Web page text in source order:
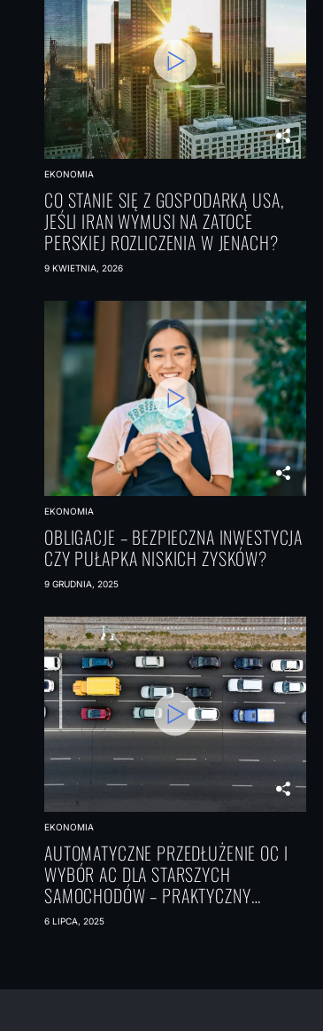
EKONOMIA
CO STANIE SIĘ Z GOSPODARKĄ USA,
JEŚLI IRAN WYMUSI NA ZATOCE
PERSKIEJ ROZLICZENIA W JENACH?
9 KWIETNIA, 2026
EKONOMIA
OBLIGACJE – BEZPIECZNA INWESTYCJA
CZY PUŁAPKA NISKICH ZYSKÓW?
9 GRUDNIA, 2025
EKONOMIA
AUTOMATYCZNE PRZEDŁUŻENIE OC I
WYBÓR AC DLA STARSZYCH
SAMOCHODÓW – PRAKTYCZNY
PORADNIK
6 LIPCA, 2025